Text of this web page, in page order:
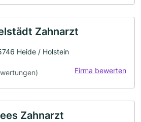
Zahnarzt
Heide / Holstein
Firma bewerten
Zahnarzt